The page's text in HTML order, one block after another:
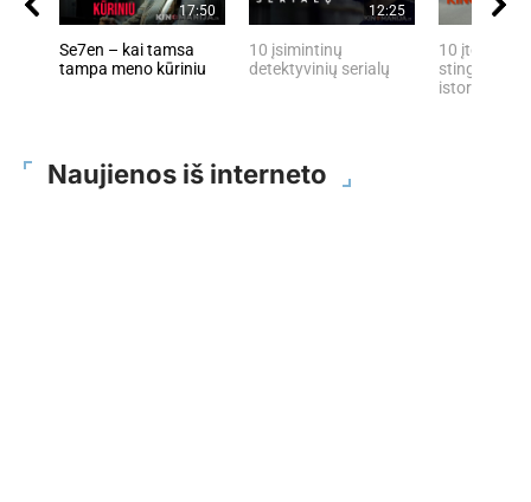
17:50
Se7en – kai tamsa
tampa meno kūriniu
12:25
10 įsimintinų
detektyvinių serialų
10 įtemptų,
stingdančių
istorijų
Naujienos iš interneto